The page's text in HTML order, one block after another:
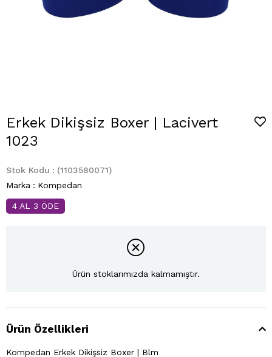
Erkek Dikişsiz Boxer | Lacivert
1023
Stok Kodu
(1103580071)
Marka : Kompedan
4 AL 3 ÖDE
Ürün stoklarımızda kalmamıştır.
Ürün Özellikleri
Kompedan Erkek Dikişsiz Boxer | Blm